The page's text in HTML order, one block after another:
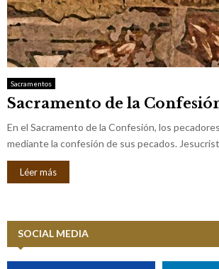
Sacramentos
Sacramento de la
En el Sacramento de la Confesión, los
mediante la confesión de sus pecados.
Léer más
SOCIAL MEDIA